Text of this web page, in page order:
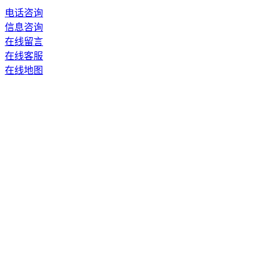
电话咨询
信息咨询
在线留言
在线客服
在线地图